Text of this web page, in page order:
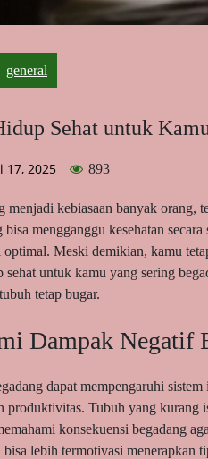
general
Sehat untuk
17, 2025 893
menjadi kebiasaan banyak orang,
bisa mengganggu kesehatan
Meski demikian, kamu
sehat untuk kamu yang sering
tetap bugar.
Dampak Negatif
dapat mempengaruhi
produktivitas. Tubuh yang kurang
konsekuensi begadang
lebih termotivasi menerapkan